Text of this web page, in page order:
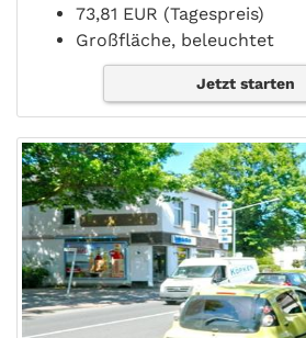
73,81 EUR (Tagespreis)
Großfläche, beleuchtet
Jetzt starten